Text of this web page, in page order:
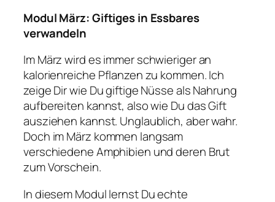
Modul März: Giftiges in Essbares
verwandeln
Im März wird es immer schwieriger an
kalorienreiche Pflanzen zu kommen. Ich
zeige Dir wie Du giftige Nüsse als Nahrung
aufbereiten kannst, also wie Du das Gift
ausziehen kannst. Unglaublich, aber wahr.
Doch im März kommen langsam
verschiedene Amphibien und deren Brut
zum Vorschein.
In diesem Modul lernst Du echte